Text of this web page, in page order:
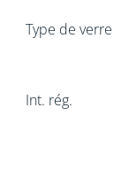
Type de verre
Int. rég.